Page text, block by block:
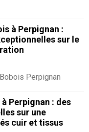
à Perpignan :
sur le
Perpignan
Perpignan : des
sur une
cuir et tissus